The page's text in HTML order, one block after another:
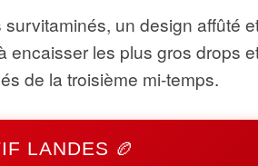
un design affûté
encaisser les plus gros drops
de la troisième mi-temps.
LANDES 🏉